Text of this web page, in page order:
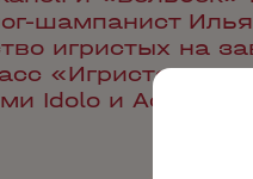
шампанист
игристых на
«Игристое
Idolo и Adagum